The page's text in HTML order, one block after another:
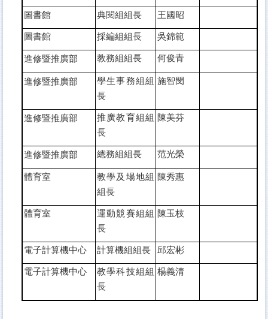
圖書館 典閱組組長
王國昭
圖書館
採編組組長
吳錦範
進修暨推廣部
教務組組長
何俊青
進修暨推廣部
學生事務組組
長
施智閔
進修暨推廣部
推廣教育組組
長
陳美芬
進修暨推廣部 總務組組長
范光榮
體育室
教學及場地組
組長
陳秀惠
體育室
運動競賽組組
長
陳玉枝
電子計算機中心 計算機組組長 邱宏彬
電子計算機中心
教學科技組組
長
楊義清